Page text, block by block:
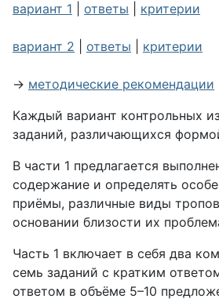
вариант 1 ответы критерии
вариант 2 ответы критерии
→ методические рекомендации
Каждый вариант контрольных
заданий, различающихся
В части 1 предлагается
содержание и определять
приёмы, различные виды
основании близости их
Часть 1 включает в себя два
семь заданий с кратким
ответом в объёме 5–10